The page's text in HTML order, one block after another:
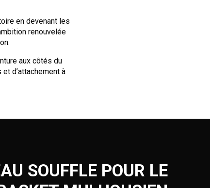
en devenant les
renouvelée
aux côtés du
d’attachement à
SOUFFLE POUR LE